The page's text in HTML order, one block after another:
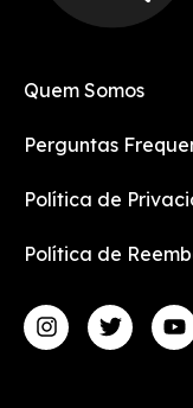
Quem Somos
Perguntas
Política de
Política de